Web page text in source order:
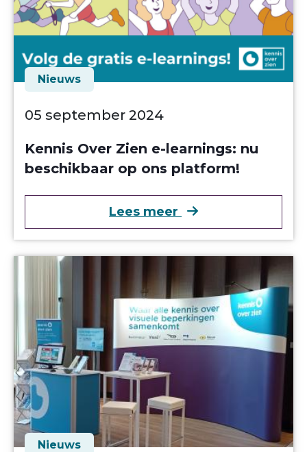
Kennis Over Zien e-learnings: nu
beschikbaar op ons platform!
Nieuws
05 september 2024
Lees meer over Kennis Over
Nieuws